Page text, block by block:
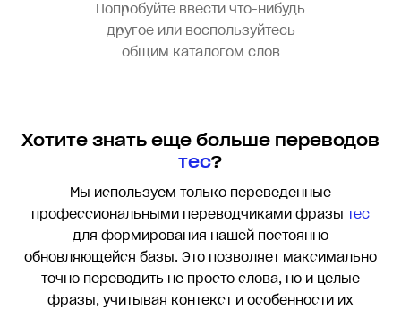
Попробуйте ввести что-нибудь
другое или воспользуйтесь
общим каталогом слов
Хотите знать еще больше переводов
тес?
Мы используем только переведенные
профессиональными переводчиками фразы тес
для формирования нашей постоянно
обновляющейся базы. Это позволяет максимально
точно переводить не просто слова, но и целые
фразы, учитывая контекст и особенности их